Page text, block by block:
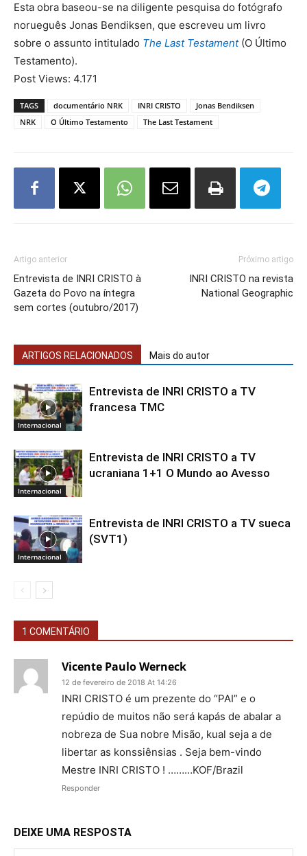
Esta obra baseou-se na diligente pesquisa do fotógrafo
norueguês Jonas Bendiksen, que escreveu um livro
sobre o assunto intitulado The Last Testament (O Último
Testamento).
Post Views: 4.171
TAGS documentário NRK INRI CRISTO
Jonas Bendiksen
NRK
O Último Testamento The Last Testament
Artigo anterior
Entrevista de INRI CRISTO à
Gazeta do Povo na íntegra
sem cortes (outubro/2017)
Próximo artigo
INRI CRISTO na revista
National Geographic
ARTIGOS RELACIONADOS Mais do autor
Internacional
Entrevista de INRI CRISTO a TV
francesa TMC
Internacional
Entrevista de INRI CRISTO a TV
ucraniana 1+1 O Mundo ao Avesso
Internacional
Entrevista de INRI CRISTO a TV sueca
(SVT1)
1 COMENTÁRIO
Vicente Paulo Werneck
12 de fevereiro de 2018 At 14:26
INRI CRISTO é um prezente do “PAI” e o
repúdio de muitos não será kapás de abalar a
nobreza de Sua nobre Misão, kual seja a de
libertar as konssiênsias . Seja bem-vindo
Mestre INRI CRISTO ! ………KOF/Brazil
Responder
DEIXE UMA RESPOSTA